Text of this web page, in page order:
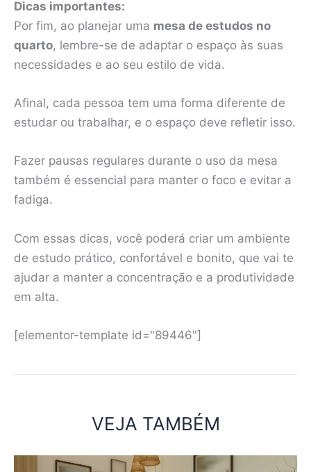
Dicas importantes:
Por fim, ao planejar uma mesa de estudos no
quarto, lembre-se de adaptar o espaço às suas
necessidades e ao seu estilo de vida.
Afinal, cada pessoa tem uma forma diferente de
estudar ou trabalhar, e o espaço deve refletir isso.
Fazer pausas regulares durante o uso da mesa
também é essencial para manter o foco e evitar a
fadiga.
Com essas dicas, você poderá criar um ambiente
de estudo prático, confortável e bonito, que vai te
ajudar a manter a concentração e a produtividade
em alta.
[elementor-template id="89446"]
VEJA TAMBÉM